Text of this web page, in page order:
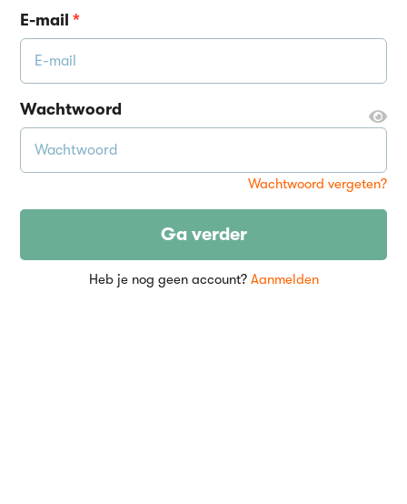
E-mail*
Wachtwoord
Wachtwoord vergeten?
Ga verder
Heb je nog geen account? Aanmelden